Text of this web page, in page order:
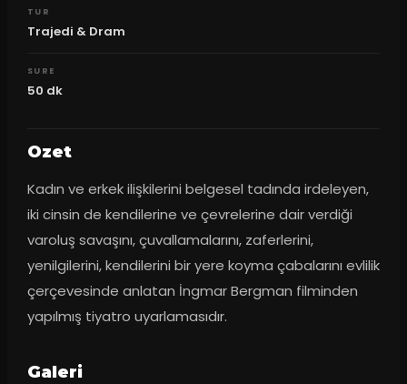
TUR
Trajedi & Dram
SURE
50 dk
Ozet
Kadın ve erkek ilişkilerini belgesel tadında irdeleyen,
iki cinsin de kendilerine ve çevrelerine dair verdiği
varoluş savaşını, çuvallamalarını, zaferlerini,
yenilgilerini, kendilerini bir yere koyma çabalarını evlilik
çerçevesinde anlatan İngmar Bergman filminden
yapılmış tiyatro uyarlamasıdır.
Galeri